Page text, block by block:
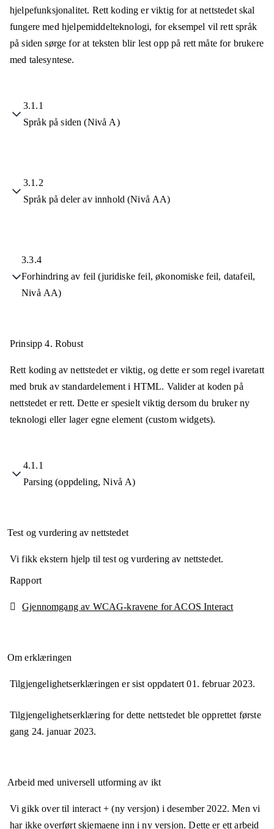
hjelpefunksjonalitet. Rett koding er viktig for at nettstedet skal
fungere med hjelpemiddelteknologi, for eksempel vil rett språk
på siden sørge for at teksten blir lest opp på rett måte for brukere
med talesyntese.
3.1.1
Språk på siden (Nivå A)
3.1.2
Språk på deler av innhold (Nivå AA)
3.3.4
Forhindring av feil (juridiske feil, økonomiske feil, datafeil,
Nivå AA)
Prinsipp 4. Robust
Rett koding av nettstedet er viktig, og dette er som regel ivaretatt
med bruk av standardelement i HTML. Valider at koden på
nettstedet er rett. Dette er spesielt viktig dersom du bruker ny
teknologi eller lager egne element (custom widgets).
4.1.1
Parsing (oppdeling, Nivå A)
Test og vurdering av nettstedet
Vi fikk ekstern hjelp til test og vurdering av nettstedet.
Rapport
Gjennomgang av WCAG-kravene for ACOS Interact
Om erklæringen
Tilgjengelighetserklæringen er sist oppdatert01. februar 2023.
Tilgjengelighetserklæring for dette nettstedet ble opprettet første
gang 24. januar 2023.
Arbeid med universell utforming av ikt
Vi gikk over til interact + (ny versjon) i desember 2022. Men vi
har ikke overført skjemaene inn i ny versjon. Dette er ett arbeid